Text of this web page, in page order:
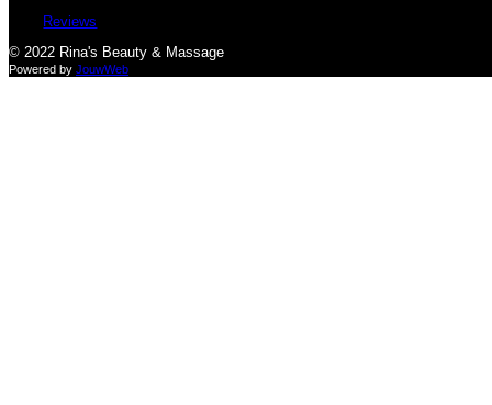
Reviews
© 2022 Rina's Beauty & Massage
Powered by JouwWeb